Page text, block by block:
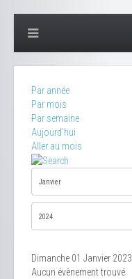
Par année
Par mois
Par semaine
Aujourd'hui
Aller au mois
Dimanche 01 Janvier 2023
Aucun évènement trouvé